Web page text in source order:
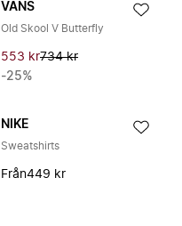
VANS
Old Skool V Butterfly
553 kr734 kr
-25%
NIKE
Sweatshirts
Från449 kr